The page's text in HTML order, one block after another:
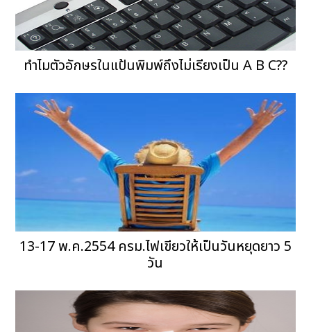
ทำไมตัวอักษรในแป้นพิมพ์ถึงไม่เรียงเป็น A B C??
13-17 พ.ค.2554 ครม.ไฟเขียวให้เป็นวันหยุดยาว 5
วัน